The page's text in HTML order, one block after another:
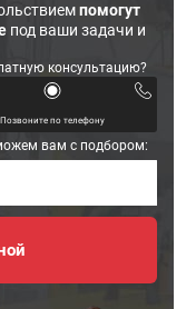
помогут
под ваши задачи и
консультацию?
Позвоните по телефону
вам с подбором: